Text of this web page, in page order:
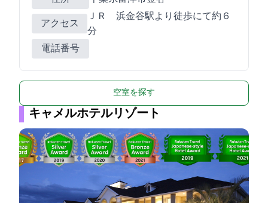
アクセス
ＪＲ 浜金谷駅より徒歩にて約６
分
電話番号
空室を探す
キャメルホテルリゾート